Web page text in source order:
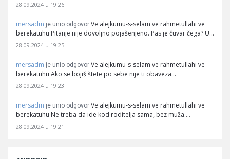
28.09.2024 u 19:26
mersadm je unio odgovor Ve alejkumu-s-selam ve rahmetullahi ve
berekatuhu Pitanje nije dovoljno pojašenjeno. Pas je čuvar čega? U…
28.09.2024 u 19:25
mersadm je unio odgovor Ve alejkumu-s-selam ve rahmetullahi ve
berekatuhu Ako se bojiš štete po sebe nije ti obaveza…
28.09.2024 u 19:23
mersadm je unio odgovor Ve alejkumu-s-selam ve rahmetullahi ve
berekatuhu Ne treba da ide kod roditelja sama, bez muža.…
28.09.2024 u 19:21